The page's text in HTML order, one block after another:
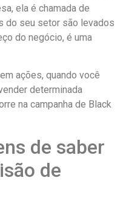
ela é chamada de
do seu setor são levados
do negócio, é uma
ações, quando você
determinada
na campanha de Black
de saber
de